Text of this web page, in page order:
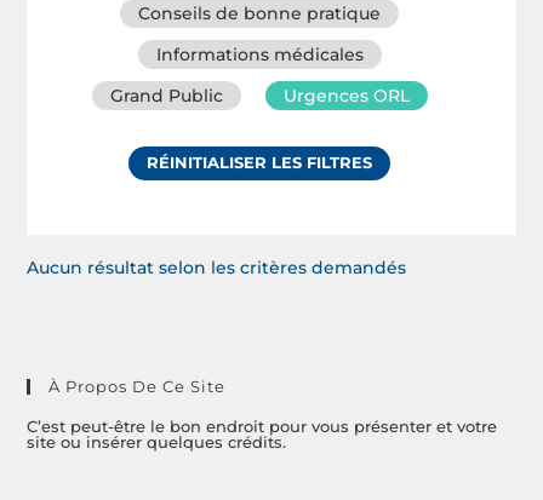
Conseils de bonne pratique
Informations médicales
Grand Public
Urgences ORL
RÉINITIALISER LES FILTRES
Aucun résultat selon les critères demandés
À Propos De Ce Site
C’est peut-être le bon endroit pour vous présenter et votre
site ou insérer quelques crédits.